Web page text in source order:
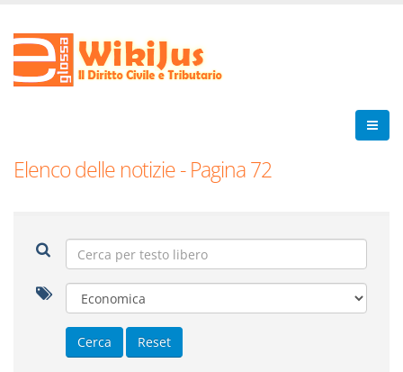
Elenco delle notizie - Pagina 72